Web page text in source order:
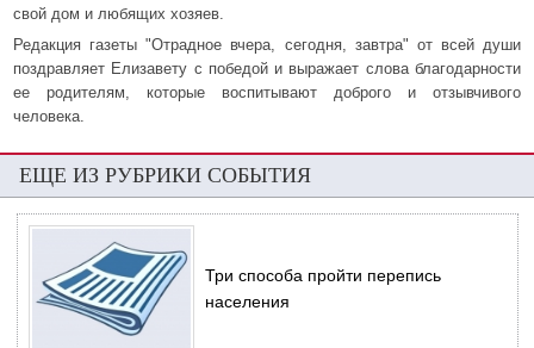
свой дом и любящих хозяев.
Редакция газеты "Отрадное вчера, сегодня, завтра" от всей души
поздравляет Елизавету с победой и выражает слова благодарности
ее родителям, которые воспитывают доброго и отзывчивого
человека.
ЕЩЕ ИЗ РУБРИКИ СОБЫТИЯ
Три способа пройти перепись
населения